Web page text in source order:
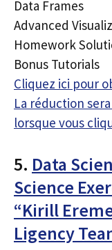
Data Frames
Advanced
Homework
Bonus Tutorials
Cliquez ici pour
La réduction
lorsque vous
5. Data
Science
“Kirill
Ligency